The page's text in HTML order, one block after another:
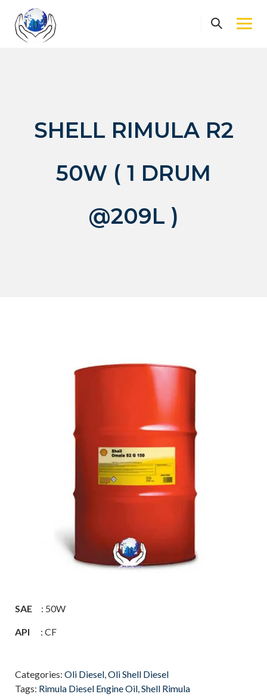
content
SHELL RIMULA R2
50W ( 1 DRUM
@209L )
SAE : 50W
API : CF
Categories: Oli Diesel,Oli Shell Diesel
Tags: Rimula Diesel Engine Oil,Shell Rimula